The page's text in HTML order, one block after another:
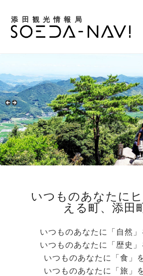
添田観光情報局
いつものあなたに
える町、添田
いつものあなたに「自然
いつものあなたに「歴史
いつものあなたに「食」
いつものあなたに「旅」